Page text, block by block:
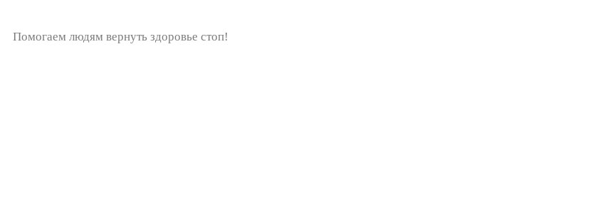
Помогаем людям вернуть здоровье стоп!